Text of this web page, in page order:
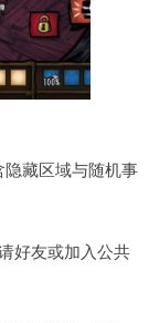
藏区域与随机事
好友或加入公共